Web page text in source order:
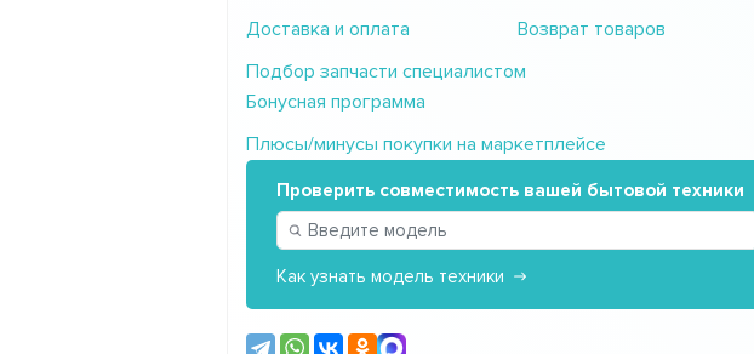
Доставка и оплата
Возврат товаров
Подбор запчасти специалистом
Бонусная программа
Плюсы/минусы покупки на маркетплейсе
Проверить совместимость вашей бытовой техники
Как узнать модель техники